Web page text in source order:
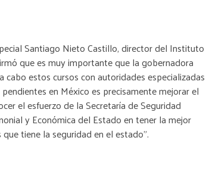
Santiago Nieto Castillo, director del Instituto
que es muy importante que la gobernadora
cabo estos cursos con autoridades especializadas
en México es precisamente mejorar el
el esfuerzo de la Secretaría de Seguridad
y Económica del Estado en tener la mejor
tiene la seguridad en el estado”.